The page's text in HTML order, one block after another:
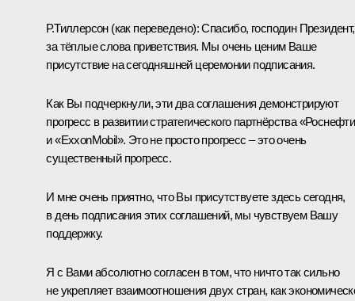
Р.Тиллерсон(как переведено): Спасибо, господин Президент,
за тёплые слова приветствия. Мы очень ценим Ваше
присутствие на сегодняшней церемонии подписания.
Как Вы подчеркнули, эти два соглашения демонстрируют
прогресс в развитии стратегического партнёрства
и «ExxonMobil». Это не просто прогресс – это очень
существенный прогресс.
И мне очень приятно, что Вы присутствуете здесь сегодня,
в день подписания этих соглашений, мы чувствуем Вашу
поддержку.
Я с Вами абсолютно согласен в том, что ничто так сильно
не укрепляет взаимоотношения двух стран, как